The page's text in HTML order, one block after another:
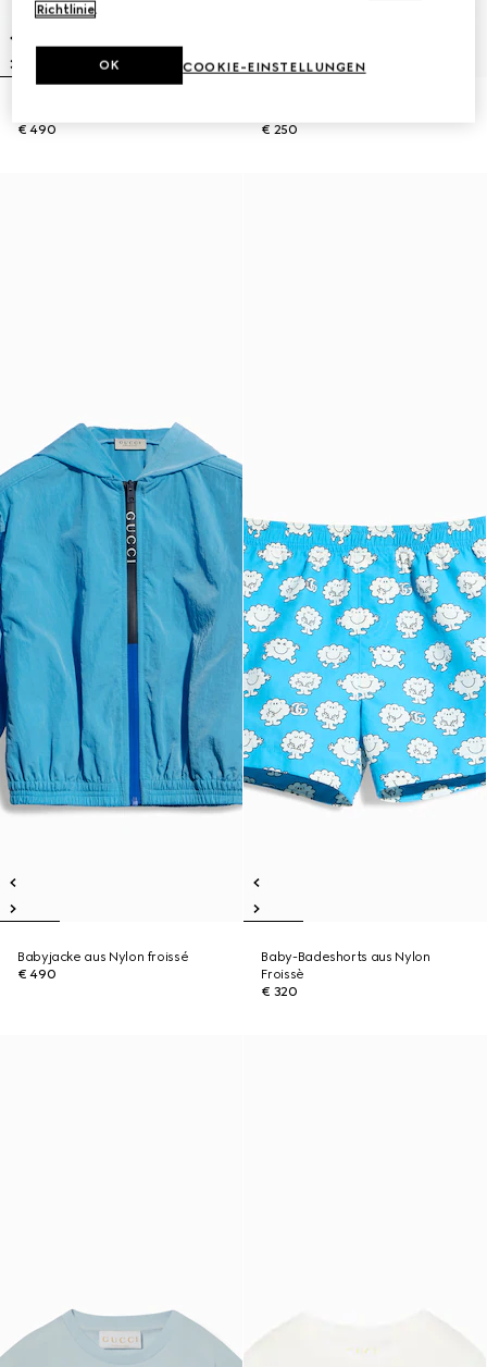
€ 490
€ 250
Babyjacke aus Nylon froissé
€ 490
Baby-Badeshorts aus Nylon
Froissè
€ 320
Richtlinie.
COOKIE-EINSTELLUNGEN
OK